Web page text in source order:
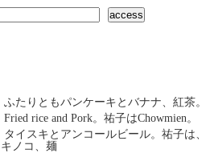
たりともパンケーキとバナナ、紅茶。
rice and Pork。祐子はChowmien。
イスキとアンコールビール。祐子は
ノコ、麺